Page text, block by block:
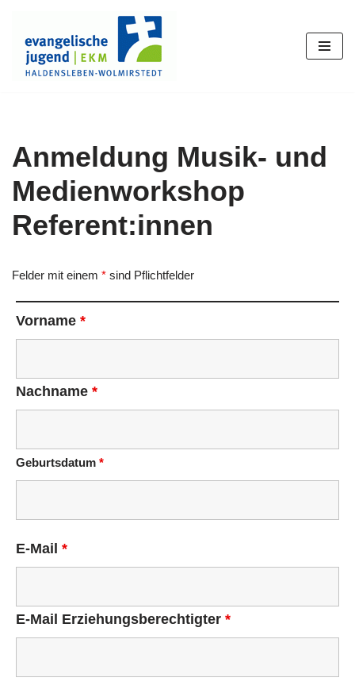
Zum
Inhalt
springen
Anmeldung Musik- und
Medienworkshop
Referent:innen
Felder mit einem * sind Pflichtfelder
Vorname *
Nachname *
Geburtsdatum *
E-Mail *
E-Mail Erziehungsberechtigter *